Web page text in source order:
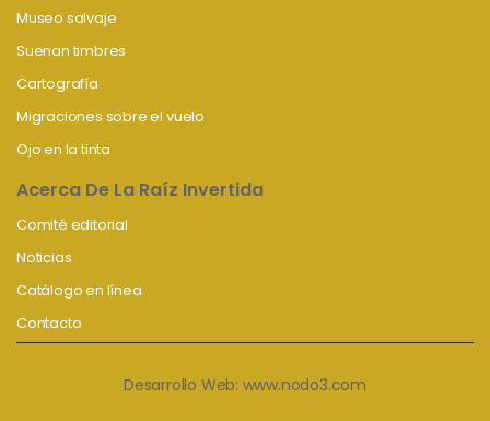
Museo salvaje
Suenan timbres
Cartografía
Migraciones sobre el vuelo
Ojo en la tinta
Acerca De La Raíz Invertida
Comité editorial
Noticias
Catálogo en línea
Contacto
Desarrollo Web: www.nodo3.com